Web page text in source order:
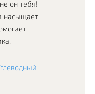
он тебя!
насыщает